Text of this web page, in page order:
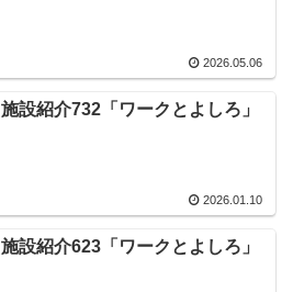
2026.05.06
施設紹介732「ワークとよしろ」
2026.01.10
施設紹介623「ワークとよしろ」